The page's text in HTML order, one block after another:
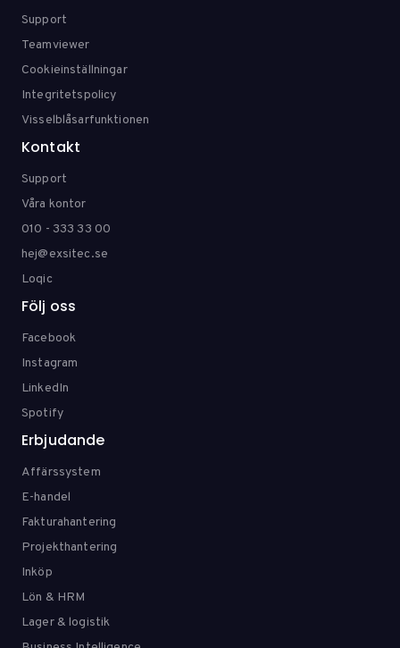
Support
Teamviewer
Cookieinställningar
Integritetspolicy
Visselblåsarfunktionen
Kontakt
Support
Våra kontor
010 - 333 33 00
hej@exsitec.se
Loqic
Följ oss
Facebook
Instagram
LinkedIn
Spotify
Erbjudande
Affärssystem
E-handel
Fakturahantering
Projekthantering
Inköp
Lön & HRM
Lager & logistik